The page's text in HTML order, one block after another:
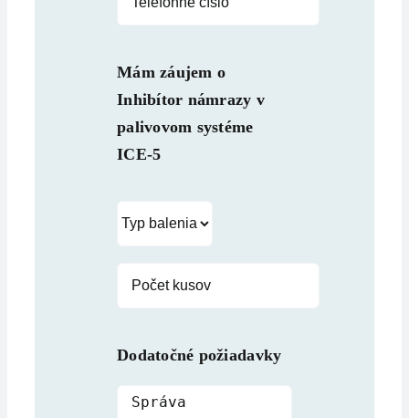
Mám záujem o
Inhibítor námrazy v
palivovom systéme
ICE-5
Dodatočné požiadavky